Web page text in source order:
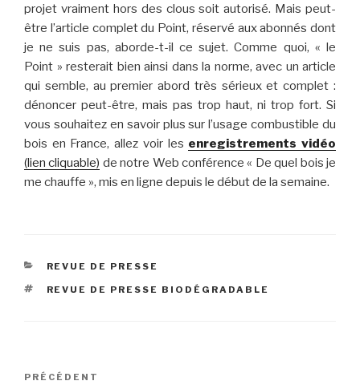
projet vraiment hors des clous soit autorisé. Mais peut-
être l’article complet du Point, réservé aux abonnés dont
je ne suis pas, aborde-t-il ce sujet. Comme quoi, « le
Point » resterait bien ainsi dans la norme, avec un article
qui semble, au premier abord très sérieux et complet :
dénoncer peut-être, mais pas trop haut, ni trop fort. Si
vous souhaitez en savoir plus sur l’usage combustible du
bois en France, allez voir les enregistrements vidéo
(lien cliquable) de notre Web conférence « De quel bois je
me chauffe », mis en ligne depuis le début de la semaine.
CATÉGORIES
REVUE DE PRESSE
ÉTIQUETTES
REVUE DE PRESSE BIODÉGRADABLE
Navigation
Article
PRÉCÉDENT